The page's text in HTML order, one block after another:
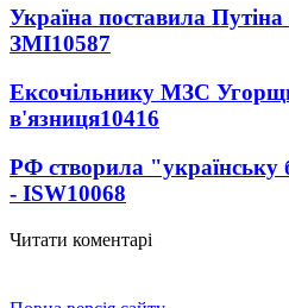
Україна поставила
ЗМІ10587
Ексочільнику МЗС
в'язниця10416
РФ створила "українську
- ISW10068
Читати коментарі